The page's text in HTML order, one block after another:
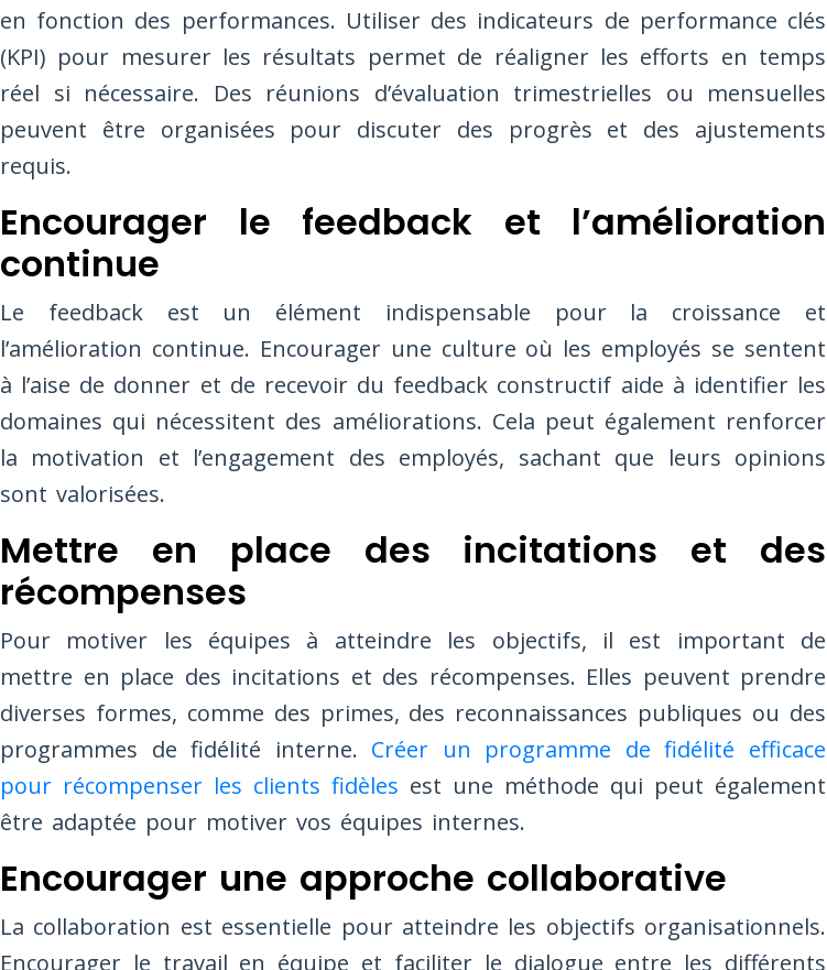
en fonction des performances. Utiliser des indicateurs de performance clés
(KPI) pour mesurer les résultats permet de réaligner les efforts en temps
réel si nécessaire. Des réunions d’évaluation trimestrielles ou mensuelles
peuvent être organisées pour discuter des progrès et des ajustements
requis.
Encourager le feedback et l’amélioration
continue
Le feedback est un élément indispensable pour la croissance et
l’amélioration continue. Encourager une culture où les employés se sentent
à l’aise de donner et de recevoir du feedback constructif aide à identifier les
domaines qui nécessitent des améliorations. Cela peut également renforcer
la motivation et l’engagement des employés, sachant que leurs opinions
sont valorisées.
Mettre en place des incitations et des
récompenses
Pour motiver les équipes à atteindre les objectifs, il est important de
mettre en place des incitations et des récompenses. Elles peuvent prendre
diverses formes, comme des primes, des reconnaissances publiques ou des
programmes de fidélité interne. Créer un programme de fidélité efficace
pour récompenser les clients fidèles est une méthode qui peut également
être adaptée pour motiver vos équipes internes.
Encourager une approche collaborative
La collaboration est essentielle pour atteindre les objectifs organisationnels.
Encourager le travail en équipe et faciliter le dialogue entre les différents